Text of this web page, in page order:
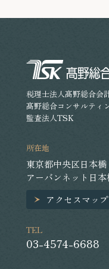
税理士法人髙野総合会
髙野総合コンサルティ
監査法人TSK
所在地
東京都中央区日本
アーバンネット日
アクセスマップ
TEL
03-4574-6688